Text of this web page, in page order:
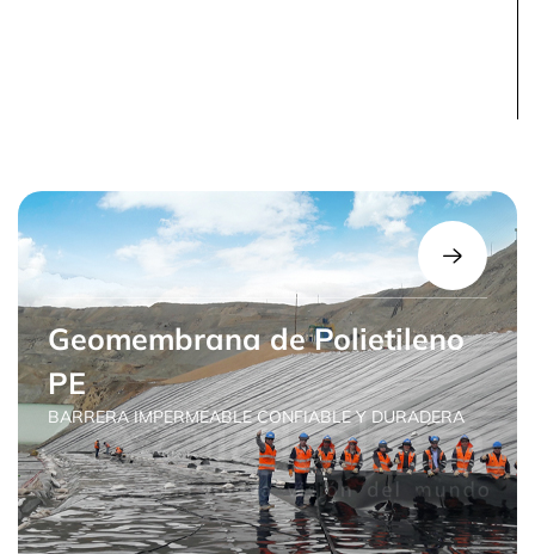
Geomembrana de Polietileno
PE
BARRERA IMPERMEABLE CONFIABLE Y DURADERA